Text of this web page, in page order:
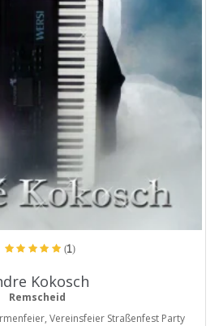
(1)
Kokosch
Remscheid
Vereinsfeier Straßenfest Party